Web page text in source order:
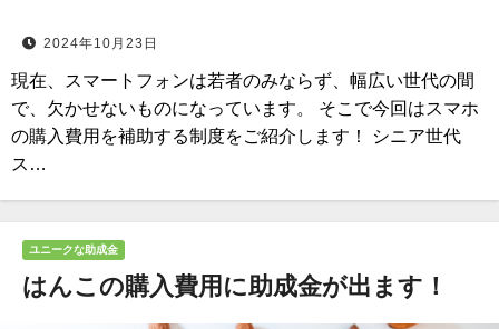
2024年10月23日
現在、スマートフォンは若者のみならず、幅広い世代の間
で、欠かせないものになっています。 そこで今回はスマホ
の購入費用を補助する制度をご紹介します！ シニア世代
ス…
ユニークな助成金
はんこの購入費用に助成金が出ます！